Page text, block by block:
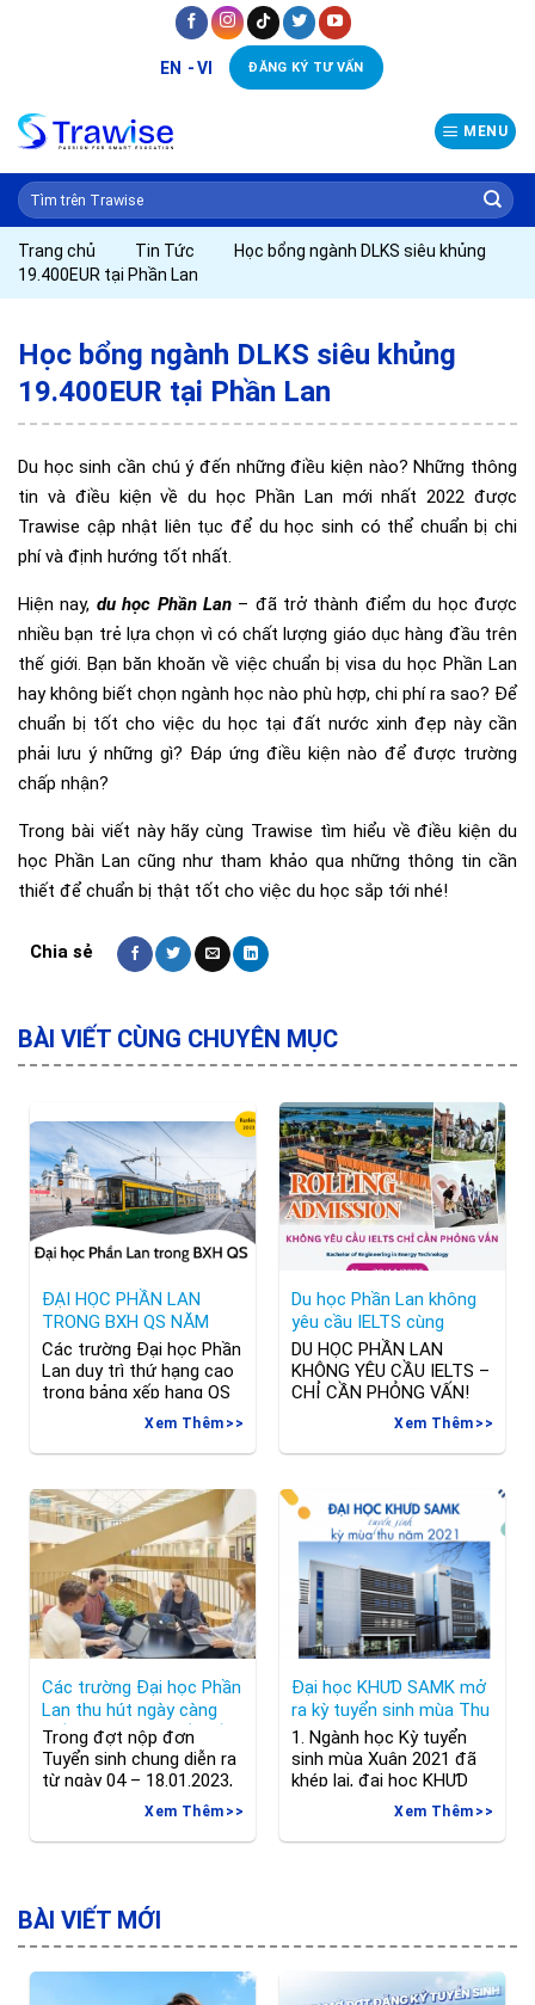
EN VI ĐĂNG KÝ TƯ VẤN
MENU
Trang chủ Tin Tức
Học bổng ngành DLKS siêu khủng
19.400EUR tại Phần Lan
Học bổng ngành DLKS siêu khủng
19.400EUR tại Phần Lan
Du học sinh cần chú ý đến những điều kiện nào? Những thông
tin và điều kiện về du học Phần Lan mới nhất 2022 được
Trawise cập nhật liên tục để du học sinh có thể chuẩn bị chi
phí và định hướng tốt nhất.
Hiện nay, du học Phần Lan– đã trở thành điểm du học được
nhiều bạn trẻ lựa chọn vì có chất lượng giáo dục hàng đầu trên
thế giới. Bạn băn khoăn về việc chuẩn bị visa du học Phần Lan
hay không biết chọn ngành học nào phù hợp, chi phí ra sao? Để
chuẩn bị tốt cho việc du học tại đất nước xinh đẹp này cần
phải lưu ý những gì? Đáp ứng điều kiện nào để được trường
chấp nhận?
Trong bài viết này hãy cùng Trawise tìm hiểu về điều kiện du
học Phần Lan cũng như tham khảo qua những thông tin cần
thiết để chuẩn bị thật tốt cho việc du học sắp tới nhé!
BÀI VIẾT CÙNG CHUYÊN MỤC
ĐẠI HỌC PHẦN LAN
TRONG BXH QS NĂM
2023
Các trường Đại học Phần
Lan duy trì thứ hạng cao
trong bảng xếp hạng QS
năm 2023. Đặc biệt là
trường đại học Turku, đại
học Jyvaskyla và đại học
(LUT) đạt thứ hạng cao
hơn năm ngoái. Cùng
xem thứ hạng cụ thể của
từng Đại học Phần Lan
nhé!
Xem Thêm
Du học Phần Lan không
yêu cầu IELTS cùng
VAMK
DU HỌC PHẦN LAN
KHÔNG YÊU CẦU IELTS –
CHỈ CẦN PHỎNG VẤN!
Cơ hội “vàng” cho sinh
viên Việt Nam đến từ
VAMK – Vaasa University
VAMK chính thức mở
tuyển sinh đặc biệt cho
chương trình: Bachelor of
Engineering in Energy
Technology Điểm nổi bật
của chương trình: Chỉ
phỏng
Xem Thêm
Các trường Đại học Phần
Lan thu hút ngày càng
nhiều sinh viên quốc tế!
Trong đợt nộp đơn
Tuyển sinh chung diễn ra
từ ngày 04 – 18.01.2023,
trang web Studyinfo.fi đã
ghi nhận số lượng đơn
ứng tuyển cho các
Anh nhiều gấp đôi so với
năm trước. Điều này
phần nào cho thấy các
trường Đại học
Xem Thêm
Đại học KHƯD SAMK mở
ra kỳ tuyển sinh mùa Thu
năm 2021
1. Ngành học Kỳ tuyển
sinh mùa Xuân 2021 đã
khép lại, đại học KHƯD
SAMK tiếp tục với kỳ
tuyển sinh mùa Thu năm
2021 với 2 ngành học Cử
năng để làm việc với các
nhiệm vụ quy
Xem Thêm
BÀI VIẾT MỚI